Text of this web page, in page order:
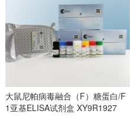
大鼠尼帕病毒融合（F）糖蛋白/F
1亚基ELISA试剂盒 XY9R1927